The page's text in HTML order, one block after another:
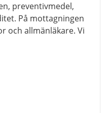
preventivmedel,
På mottagningen
och allmänläkare. Vi